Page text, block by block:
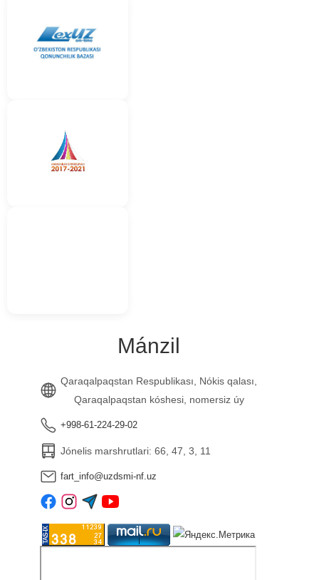
Mánzil
Qaraqalpaqstan Respublikası, Nókis qalası,
Qaraqalpaqstan kóshesi, nomersiz úy
+998-61-224-29-02
Jónelis marshrutlari: 66, 47, 3, 11
fart_info@uzdsmi-nf.uz